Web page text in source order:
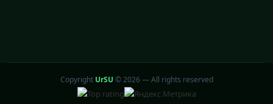
Copyright UrSU ©2026 — All rights reserved